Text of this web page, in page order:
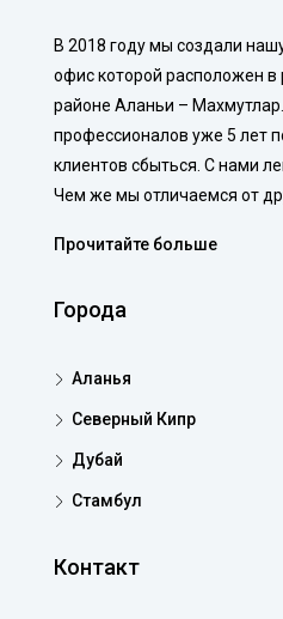
В 2018 году мы создали
офис которой расположен в
районе Аланьи –
профессионалов уже 5 лет
клиентов сбыться. С нами
Чем же мы отличаемся от
Прочитайте больше
Города
Аланья
Северный Кипр
Дубай
Стамбул
Контакт